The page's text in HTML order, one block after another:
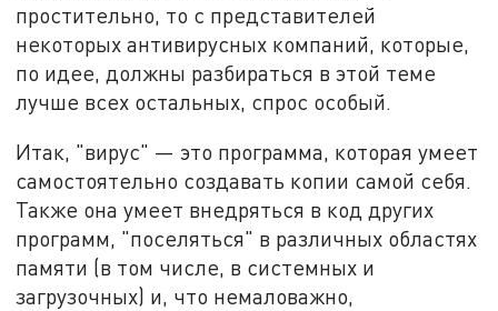
простительно, то с представителей
некоторых антивирусных компаний, которые,
по идее, должны разбираться в этой теме
лучше всех остальных, спрос особый.
Итак, "вирус" — это программа, которая умеет
самостоятельно создавать копии самой себя.
Также она умеет внедряться в код других
программ, "поселяться" в различных областях
памяти (в том числе, в системных и
загрузочных) и, что немаловажно,